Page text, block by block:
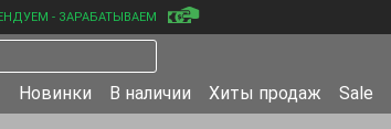
- ЗАРАБАТЫВАЕМ
Новинки В наличии Хиты продаж Sale